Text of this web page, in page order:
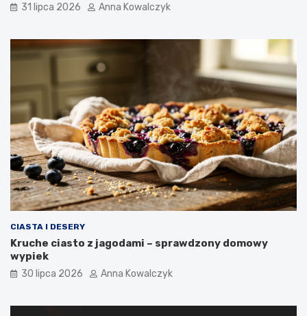
31 lipca 2026 Anna Kowalczyk
CIASTA I DESERY
Kruche ciasto z jagodami – sprawdzony domowy
wypiek
30 lipca 2026 Anna Kowalczyk